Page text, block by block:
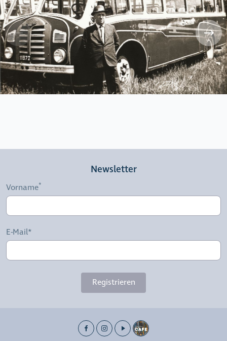
Newsletter
Vorname
E-Mail*
Registrieren